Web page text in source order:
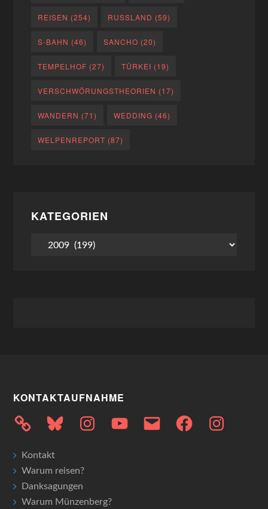
REISEN (254) RUSSLAND (59)
S-BAHN (46) SANCHO (20)
TEMPELHOF (27) TÜRKEI (19)
VERSCHWÖRUNGSTHEORIEN (17)
WANDERN (71) WEDDING (46)
WELPENREPORT (87)
KATEGORIEN
Kategorien
KONTAKTAUFNAHME
Bluesky InstagramYouTubeE-
Mail
FacebookInstagram
Kontakt
Warum reisen?
Danksagungen
Warum Münzenberg?